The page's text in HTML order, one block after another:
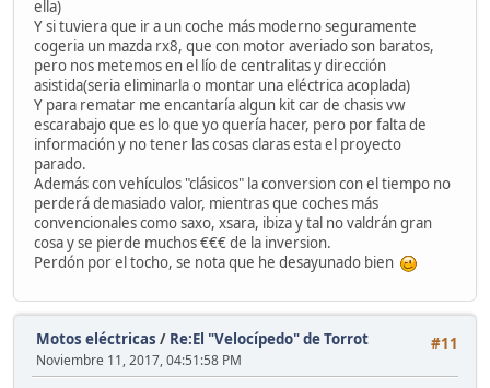
ella)
Y si tuviera que ir a un coche más moderno seguramente
cogeria un mazda rx8, que con motor averiado son baratos,
pero nos metemos en el lío de centralitas y dirección
asistida(seria eliminarla o montar una eléctrica acoplada)
Y para rematar me encantaría algun kit car de chasis vw
escarabajo que es lo que yo quería hacer, pero por falta de
información y no tener las cosas claras esta el proyecto
parado.
Además con vehículos "clásicos" la conversion con el tiempo no
perderá demasiado valor, mientras que coches más
convencionales como saxo, xsara, ibiza y tal no valdrán gran
cosa y se pierde muchos €€€ de la inversion.
Perdón por el tocho, se nota que he desayunado bien
#11
Motos eléctricas / Re:El "Velocípedo" de Torrot
Noviembre 11, 2017, 04:51:58 PM